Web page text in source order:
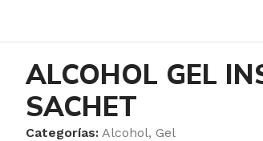
ALCOHOL GEL
SACHET
Categorías: Alcohol, Gel